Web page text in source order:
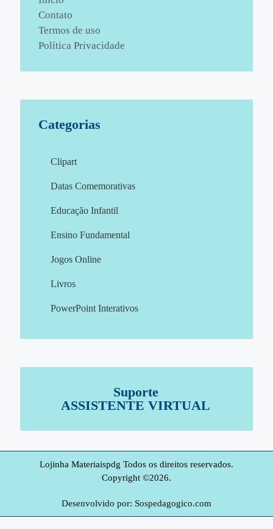
Contato
Termos de uso
Política Privacidade
Categorias
Clipart
Datas Comemorativas
Educação Infantil
Ensino Fundamental
Jogos Online
Livros
PowerPoint Interativos
Suporte
ASSISTENTE VIRTUAL
Lojinha Materiaispdg Todos os direitos reservados.
Copyright ©2026.
Desenvolvido por: Sospedagogico.com